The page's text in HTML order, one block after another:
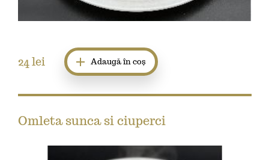
24lei Adaugă în coș
Omleta sunca si ciuperci